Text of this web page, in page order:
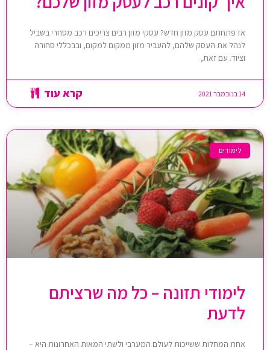
אז פתחתם עסק מזון חדש? עסקי מזון רבים צריכים רכב מסחרי בשביל
לנהל את העסק שלהם, להעביר מזון ממקום למקום, ובבכללי סחורה
וציוד. עם זאת,
קרא עוד 14 בנובמבר 2021
לימודים
לימודי תזונה – כל מה שרציתם
לדעת
אחת המחלות ששייכות לעולם המערבי ולשתי המאות האחרונות היא –